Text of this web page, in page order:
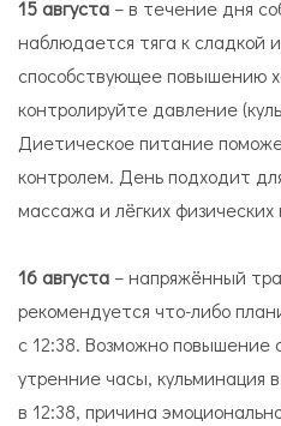
15 августа – в течение дня
наблюдается тяга к сладкой
способствующее повышению
контролируйте давление
Диетическое питание
контролем. День подходит
массажа и лёгких физических
16 августа – напряжённый
рекомендуется что-либо
с 12:38. Возможно повышение
утренние часы, кульминация
в 12:38, причина